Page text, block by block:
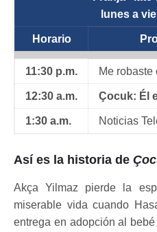
lunes a
Horario
11:30 p.m. Me robaste
12:30 a.m. Çocuk: Él
1:30 a.m. Noticias
Así es la historia de
Akça Yilmaz pierde la
miserable vida cuando
entrega en adopción al